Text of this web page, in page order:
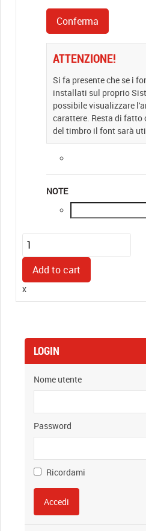
ATTENZIONE!
Si fa presente che se i
installati sul proprio
possibile visualizzare
carattere. Resta di fatto
del timbro il font sarà
NOTE
TIMBRO
COMPONIBILE
Printer
30/2
SET
Add to cart
x
LOGIN
Nome utente
Password
Ricordami